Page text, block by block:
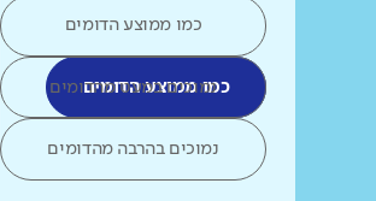
כמו ממוצע הדומים
כמו ממוצע הדומים
נמוכים במעט מהדומים
נמוכים בהרבה מהדומים